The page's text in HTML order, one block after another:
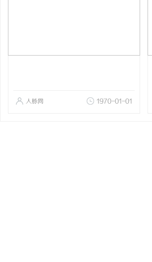
人脉网 1970-01-01